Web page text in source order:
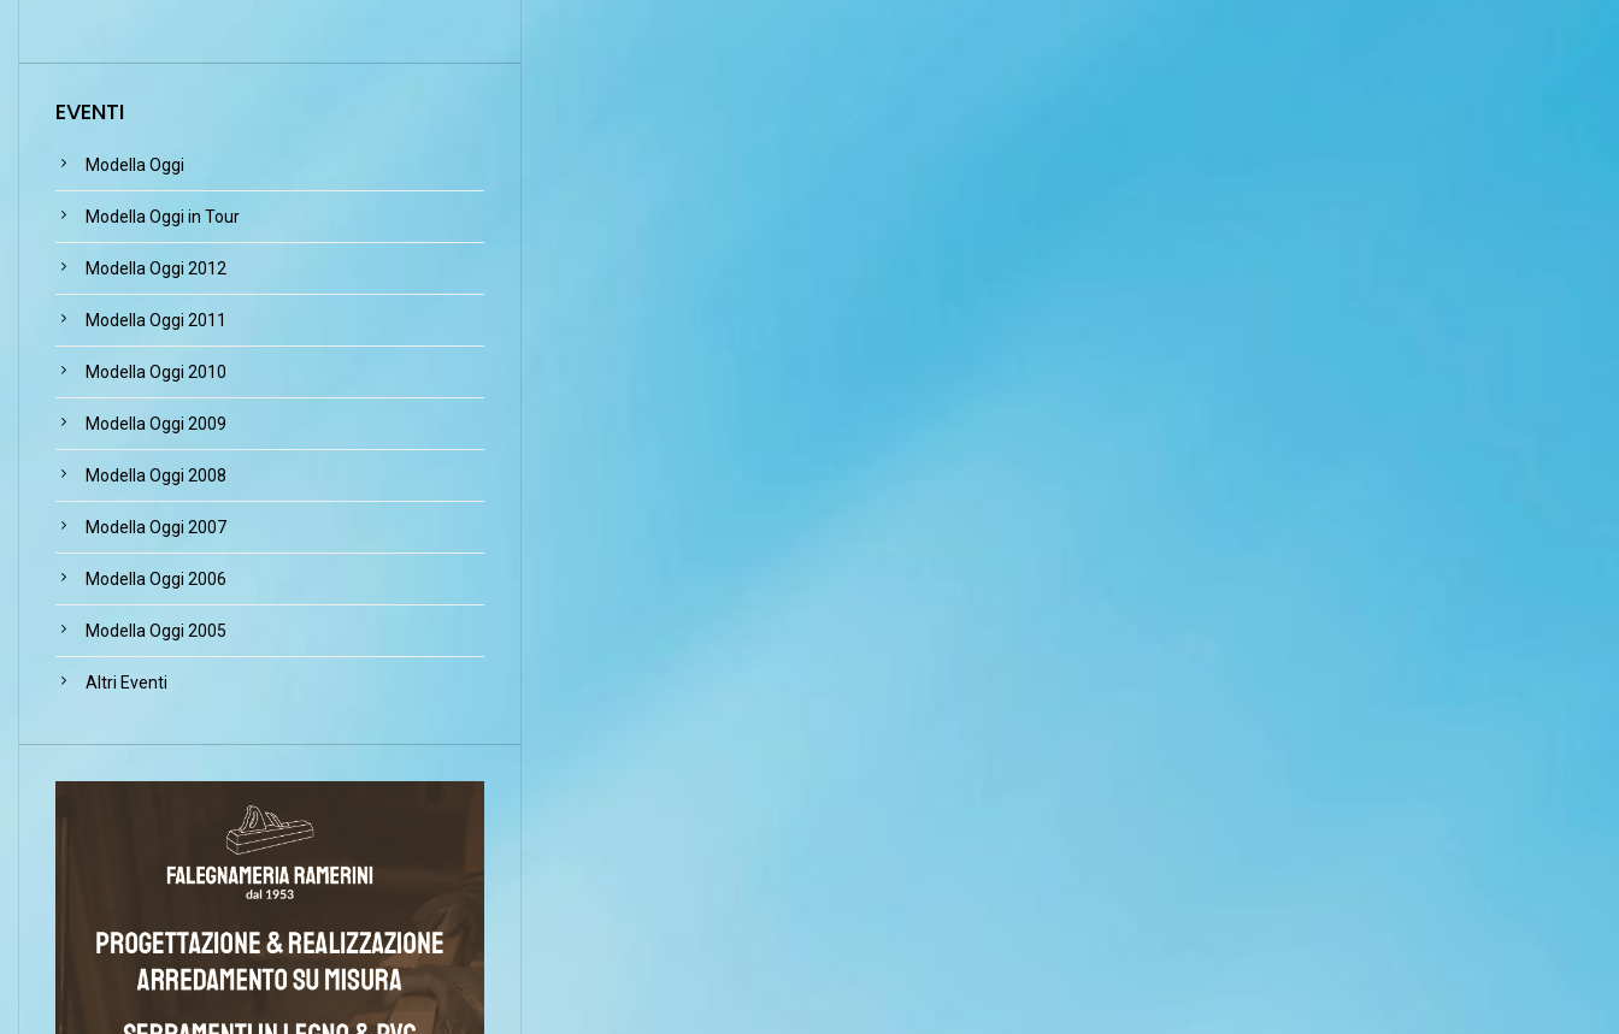
EVENTI
Modella Oggi
Modella Oggi in Tour
Modella Oggi 2012
Modella Oggi 2011
Modella Oggi 2010
Modella Oggi 2009
Modella Oggi 2008
Modella Oggi 2007
Modella Oggi 2006
Modella Oggi 2005
Altri Eventi